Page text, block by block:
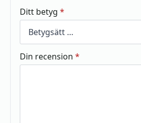
Ditt betyg *
Din recension *